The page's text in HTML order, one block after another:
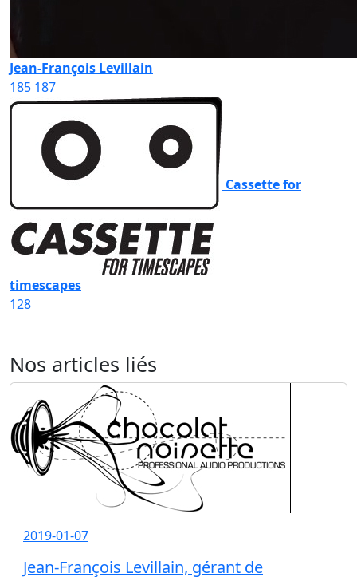
Jean-François Levillain
185 187
Cassette for
timescapes
128
Nos articles liés
2019-01-07
Jean-François Levillain, gérant de